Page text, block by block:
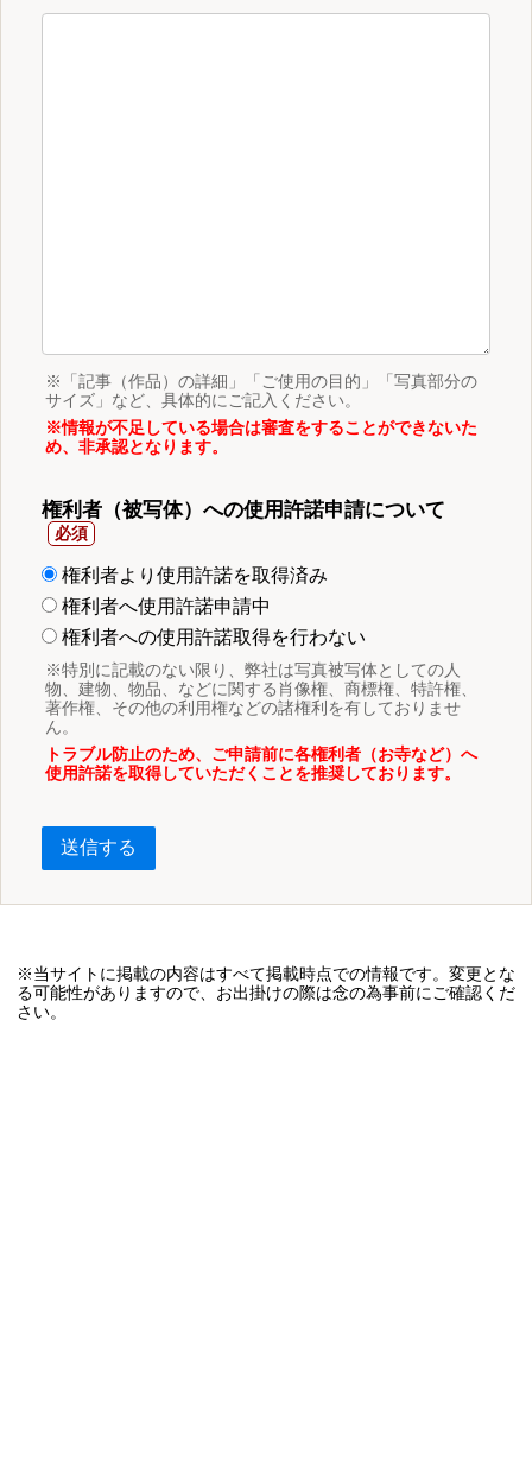
※「記事（作品）の詳細」「ご使用の目的」「写真部分の
サイズ」など、具体的にご記入ください。
※情報が不足している場合は審査をすることができないた
め、非承認となります。
権利者（被写体）への使用許諾申請について
権利者より使用許諾を取得済み
権利者へ使用許諾申請中
権利者への使用許諾取得を行わない
※特別に記載のない限り、弊社は写真被写体としての人
物、建物、物品、などに関する肖像権、商標権、特許権、
著作権、その他の利用権などの諸権利を有しておりませ
ん。
トラブル防止のため、ご申請前に各権利者（お寺など）へ
使用許諾を取得していただくことを推奨しております。
送信する
※当サイトに掲載の内容はすべて掲載時点での情報です。変更とな
る可能性がありますので、お出掛けの際は念の為事前にご確認くだ
さい。